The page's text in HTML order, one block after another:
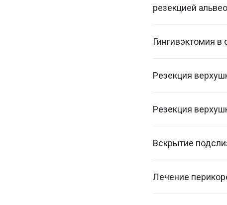
резекцией
Гингивэктомия в
Резекция
Резекция
Вскрытие
Лечение